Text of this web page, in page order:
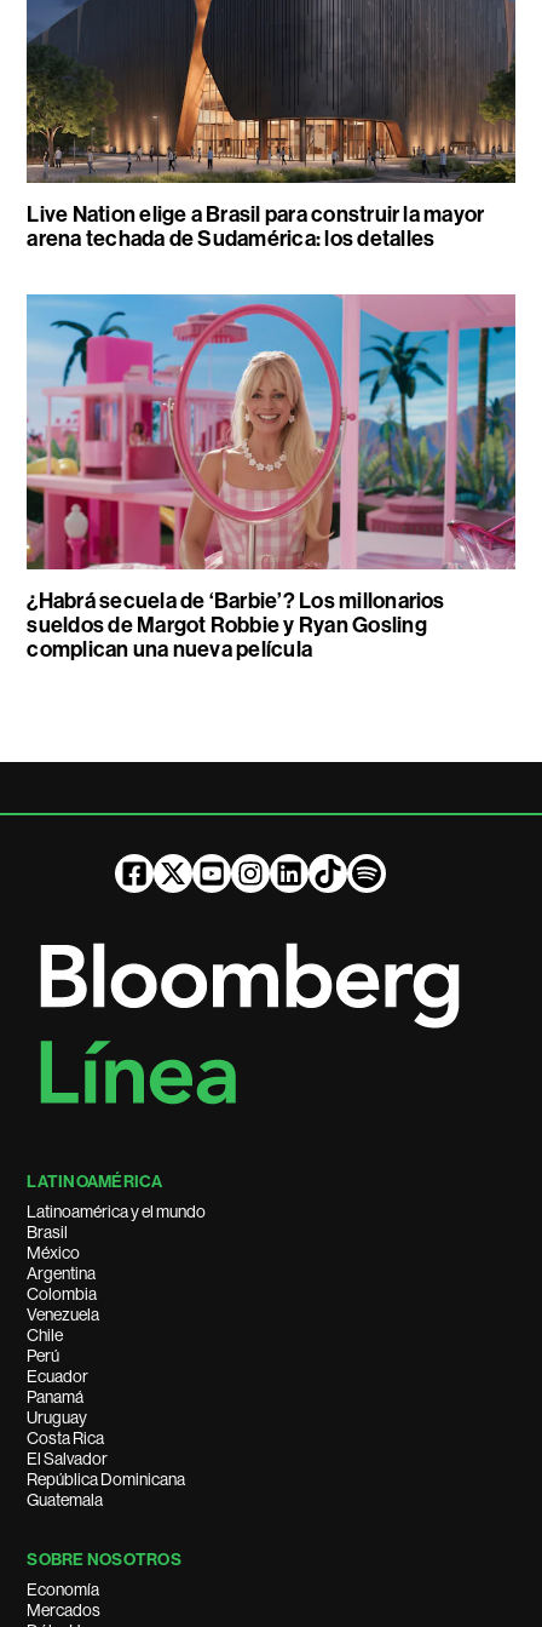
Live Nation elige a Brasil para construir la mayor
arena techada de Sudamérica: los detalles
¿Habrá secuela de ‘Barbie’? Los millonarios
sueldos de Margot Robbie y Ryan Gosling
complican una nueva película
LATINOAMÉRICA
Latinoamérica y el mundo
Brasil
México
Argentina
Colombia
Venezuela
Chile
Perú
Ecuador
Panamá
Uruguay
Costa Rica
El Salvador
República Dominicana
Guatemala
SOBRE NOSOTROS
Economía
Mercados